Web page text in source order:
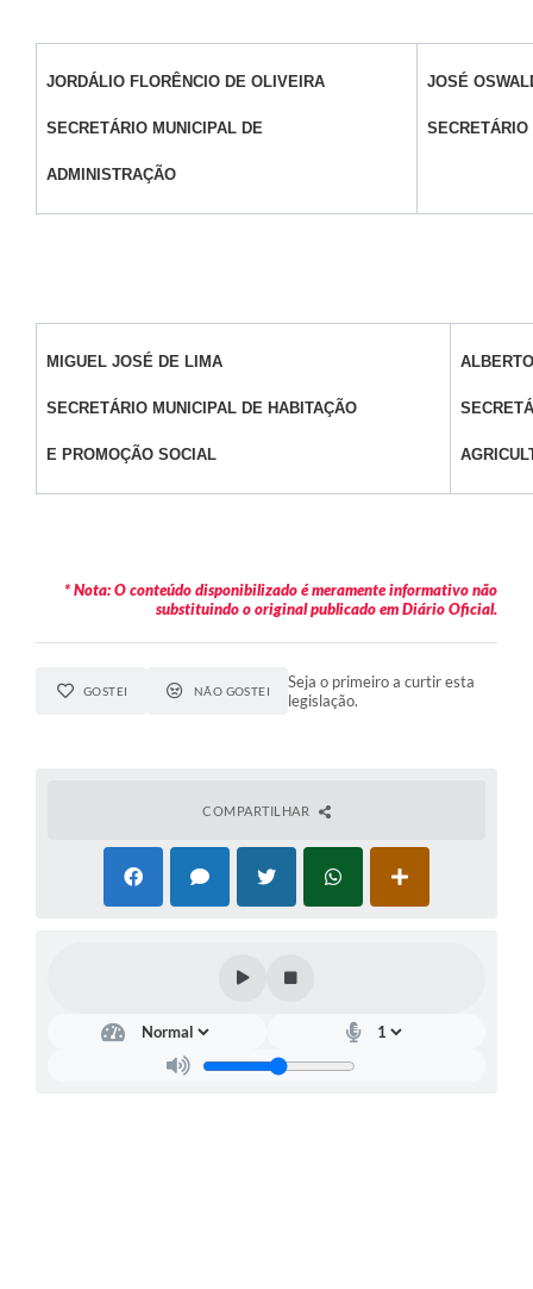
JORDÁLIO FLORÊNCIO DE OLIVEIRA
SECRETÁRIO MUNICIPAL DE
ADMINISTRAÇÃO
JOSÉ
MIGUEL JOSÉ DE LIMA
SECRETÁRIO MUNICIPAL DE HABITAÇÃO
E PROMOÇÃO SOCIAL
* Nota: O conteúdo disponibilizado é meramente informativo não
substituindo o original publicado em Diário Oficial.
GOSTEI NÃO GOSTEI
Seja o primeiro a curtir esta
legislação.
COMPARTILHAR